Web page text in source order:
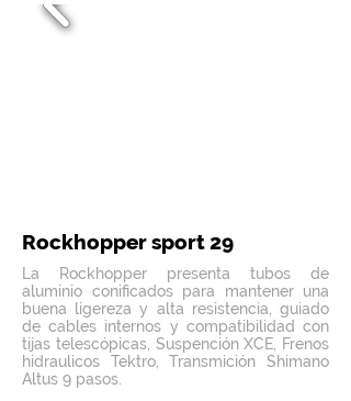
Rockhopper sport 29
La Rockhopper presenta tubos de
aluminio conificados para mantener una
buena ligereza y alta resistencia, guiado
de cables internos y compatibilidad con
tijas telescópicas, Suspención XCE, Frenos
hidraulicos Tektro, Transmición Shimano
Altus 9 pasos.